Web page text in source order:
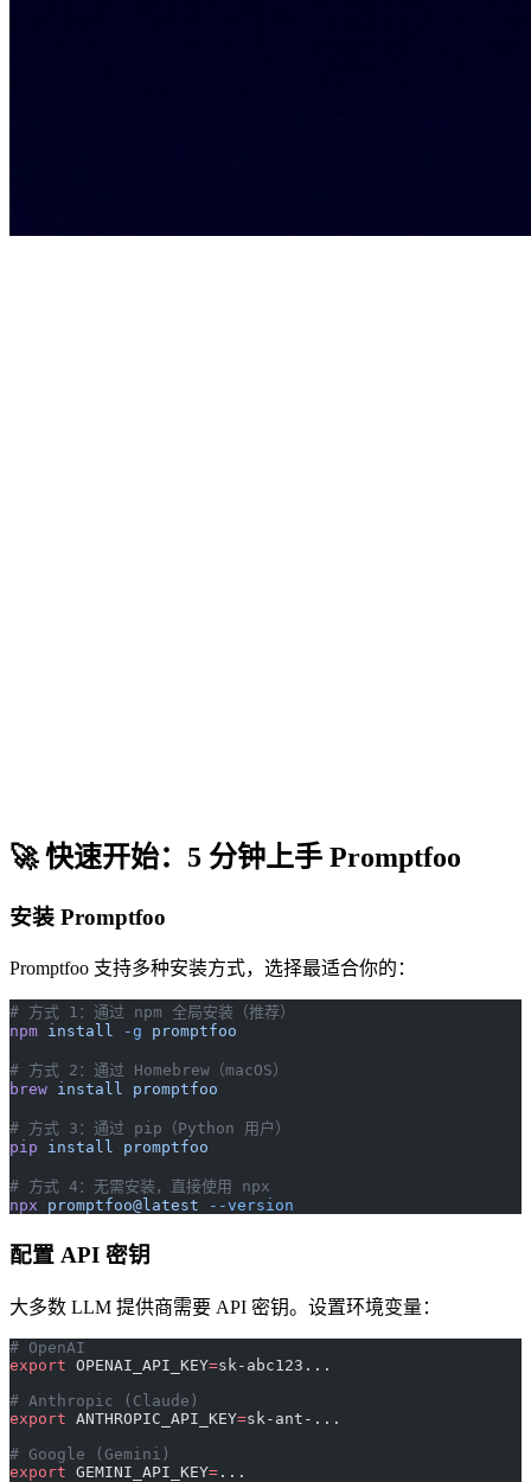
🚀 快速开始：5 分钟上手 Promptfoo
安装 Promptfoo
Promptfoo 支持多种安装方式，选择最适合你的：
# 方式 1：通过 npm 全局安装（推荐）
npm install -g promptfoo
# 方式 2：通过 Homebrew（macOS）
brew install promptfoo
# 方式 3：通过 pip（Python 用户）
pip install promptfoo
# 方式 4：无需安装，直接使用 npx
npx promptfoo@latest --version
配置 API 密钥
大多数 LLM 提供商需要 API 密钥。设置环境变量：
# OpenAI
export OPENAI_API_KEY=sk-abc123...
# Anthropic (Claude)
export ANTHROPIC_API_KEY=sk-ant-...
# Google (Gemini)
export GEMINI_API_KEY= ...